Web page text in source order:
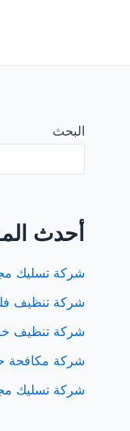
البحث
أحدث
شركة تسليك
شركة تنظيف
شركة تنظيف
شركة مكافحة
شركة تسليك